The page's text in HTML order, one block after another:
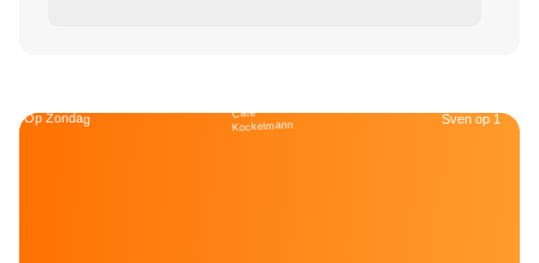
Op Zondag Café
Kockelmann Sven op 1